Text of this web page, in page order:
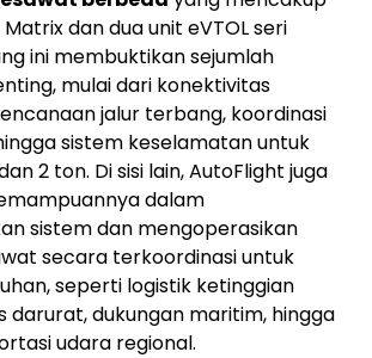
dan dua unit eVTOL seri
ini membuktikan sejumlah
mulai dari konektivitas
jalur terbang, koordinasi
sistem keselamatan untuk
2 ton. Di sisi lain, AutoFlight juga
dalam
sistem dan mengoperasikan
secara terkoordinasi untuk
seperti logistik ketinggian
darurat, dukungan maritim, hingga
udara regional.